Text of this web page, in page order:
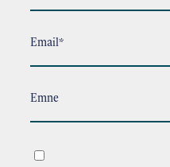
Email*
Emne